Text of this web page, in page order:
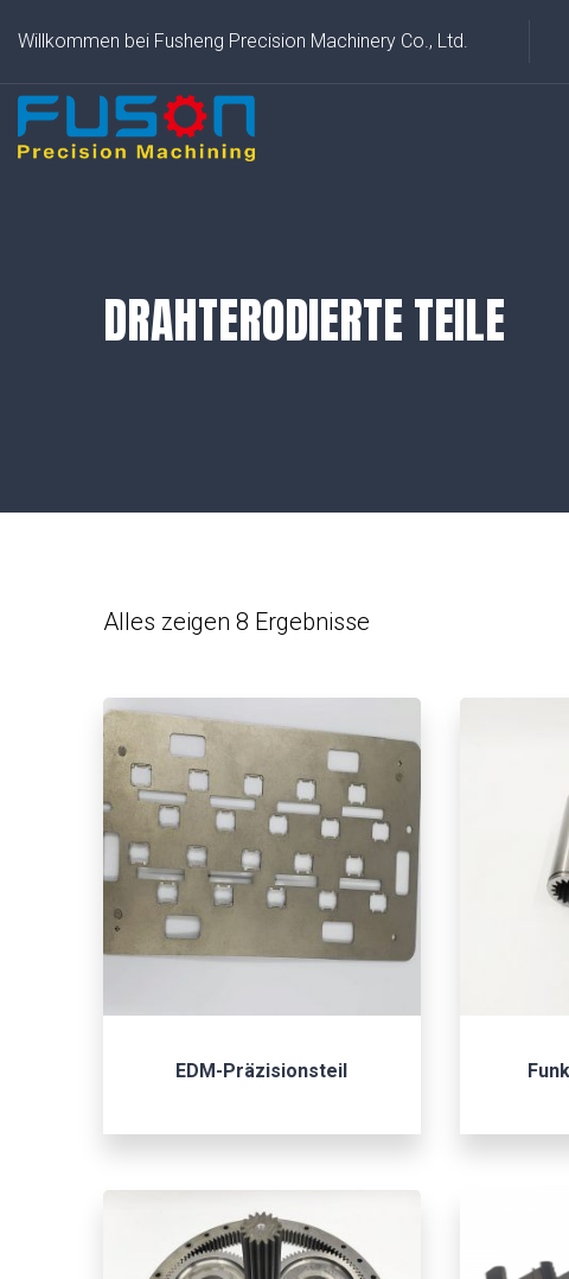
Willkommen bei Fusheng Precision Machinery Co., Ltd.
DRAHTERODIERTE TEILE
Alles zeigen 8 Ergebnisse
EDM-Präzisionsteil